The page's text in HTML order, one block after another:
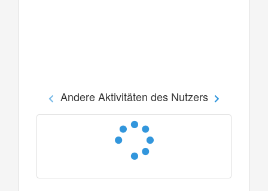
Andere Aktivitäten des Nutzers